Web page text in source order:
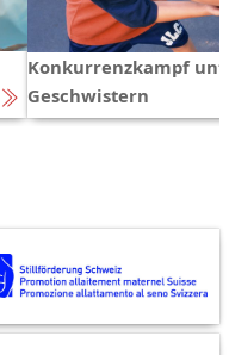
Konkurrenzkampf
Geschwistern